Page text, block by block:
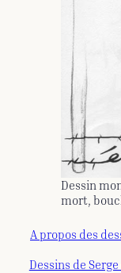
Dessin
mort,
A propos des
Dessins de